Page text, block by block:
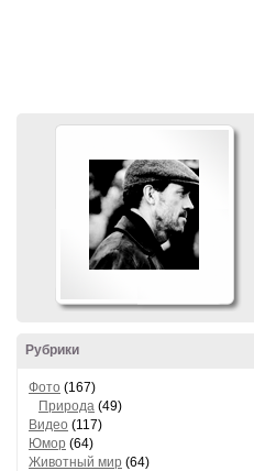
Рубрики
Фото (167)
Природа (49)
Видео (117)
Юмор (64)
Животный мир (64)